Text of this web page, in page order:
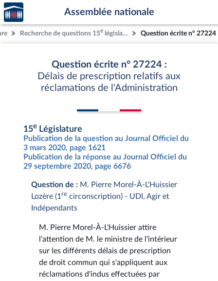
Aller au contenu
Aller en bas de la page
Accèder
à la
page
d'accueil
Assemblée nationale
Recherche de questions 15e législature Question écrite n° 27224
Question écrite n° 27224 :
Délais de prescription relatifs aux
réclamations de l'Administration
15e Législature
Publication de la question au Journal Officiel du
3 mars 2020, page 1621
Publication de la réponse au Journal Officiel du
29 septembre 2020, page 6676
Question de : M. Pierre Morel-À-L'Huissier
Lozère (1 re circonscription) - UDI, Agir et
Indépendants
M. Pierre Morel-À-L'Huissier attire
l'attention de M. le ministre de l'intérieur
sur les différents délais de prescription
de droit commun qui s'appliquent aux
réclamations d'indus effectuées par